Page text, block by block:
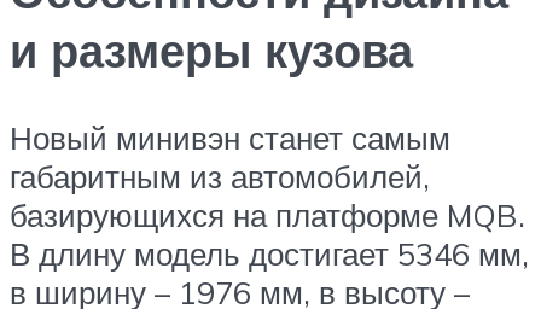
и размеры кузова
Новый минивэн станет самым
габаритным из автомобилей,
базирующихся на платформе MQB.
В длину модель достигает 5346 мм,
в ширину – 1976 мм, в высоту –